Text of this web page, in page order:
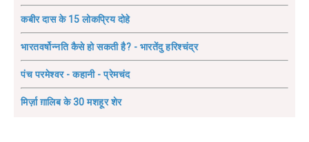
कबीर दास के 15 लोकप्रिय दोहे
भारतवर्षोन्नति कैसे हो सकती है? - भारतेंदु हरिश्चंद्र
पंच परमेश्वर - कहानी - प्रेमचंद
मिर्ज़ा ग़ालिब के 30 मशहूर शेर